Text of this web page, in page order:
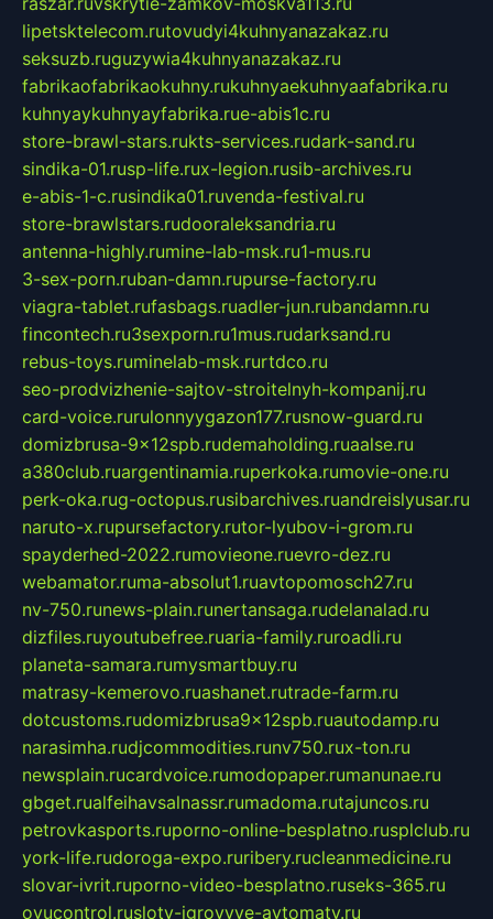
lipetsktelecom.rutovudyi4kuhnyanazakaz.ru
seksuzb.ruguzywia4kuhnyanazakaz.ru
fabrikaofabrikaokuhny.rukuhnyaekuhnyaafabrika.ru
kuhnyaykuhnyayfabrika.rue-abis1c.ru
store-brawl-stars.rukts-services.rudark-sand.ru
sindika-01.rusp-life.rux-legion.rusib-archives.ru
e-abis-1-c.rusindika01.ruvenda-festival.ru
store-brawlstars.rudooraleksandria.ru
antenna-highly.rumine-lab-msk.ru1-mus.ru
3-sex-porn.ruban-damn.rupurse-factory.ru
viagra-tablet.rufasbags.ruadler-jun.rubandamn.ru
fincontech.ru3sexporn.ru1mus.rudarksand.ru
rebus-toys.ruminelab-msk.rurtdco.ru
seo-prodvizhenie-sajtov-stroitelnyh-kompanij.ru
card-voice.rurulonnyygazon177.rusnow-guard.ru
domizbrusa-9x12spb.rudemaholding.ruaalse.ru
a380club.ruargentinamia.ruperkoka.rumovie-one.ru
perk-oka.rug-octopus.rusibarchives.ruandreislyusar.ru
naruto-x.rupursefactory.rutor-lyubov-i-grom.ru
spayderhed-2022.rumovieone.ruevro-dez.ru
webamator.ruma-absolut1.ruavtopomosch27.ru
nv-750.runews-plain.runertansaga.rudelanalad.ru
dizfiles.ruyoutubefree.ruaria-family.ruroadli.ru
planeta-samara.rumysmartbuy.ru
matrasy-kemerovo.ruashanet.rutrade-farm.ru
dotcustoms.rudomizbrusa9x12spb.ruautodamp.ru
narasimha.rudjcommodities.runv750.rux-ton.ru
newsplain.rucardvoice.rumodopaper.rumanunae.ru
gbget.rualfeihavsalnassr.rumadoma.rutajuncos.ru
petrovkasports.ruporno-online-besplatno.rusplclub.ru
york-life.rudoroga-expo.ruribery.rucleanmedicine.ru
slovar-ivrit.ruporno-video-besplatno.ruseks-365.ru
ovucontrol.rusloty-igrovyye-avtomaty.ru